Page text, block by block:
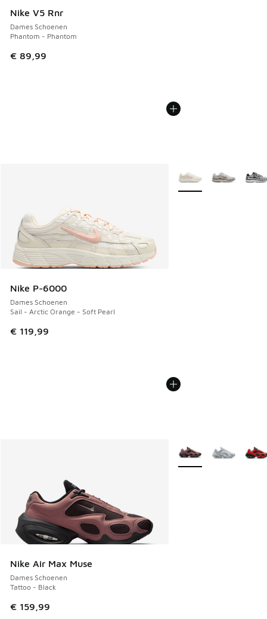
Nike V5 Rnr
Dames Schoenen
Phantom - Phantom
€ 89,99
Nike P-6000
Dames Schoenen
Sail - Arctic Orange - Soft Pearl
€ 119,99
Meer kleuren
Nike Air Max Muse
Dames Schoenen
Tattoo - Black
€ 159,99
Meer kleuren